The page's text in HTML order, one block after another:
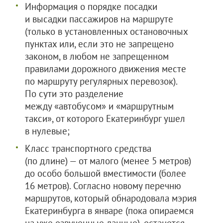
Информация о порядке посадки
и высадки пассажиров на маршруте
(только в установленных остановочных
пунктах или, если это не запрещено
законом, в любом не запрещенном
правилами дорожного движения месте
по маршруту регулярных перевозок).
По сути это разделение
между «автобусом» и «маршрутным
такси», от которого Екатеринбург ушел
в нулевые;
Класс транспортного средства
(по длине) — от малого (менее 5 метров)
до особо большой вместимости (более
16 метров). Согласно новому перечню
маршрутов, который обнародовала мэрия
Екатеринбурга в январе (пока опираемся